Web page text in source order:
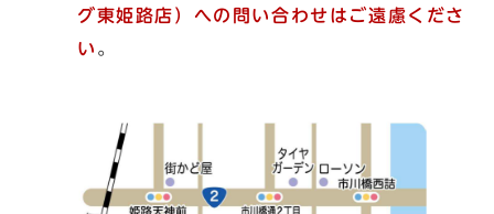
グ東姫路店） への問い合わせはご遠慮くださ
い 。